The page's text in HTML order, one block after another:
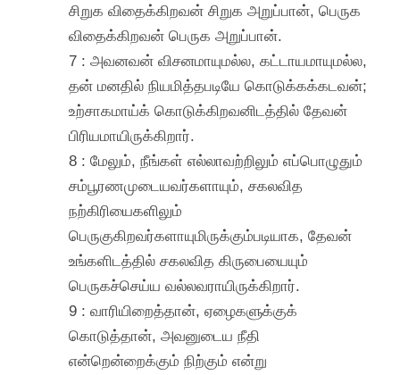
சிறுக விதைக்கிறவன் சிறுக அறுப்பான், பெருக
விதைக்கிறவன் பெருக அறுப்பான்.
7 : அவனவன் விசனமாயுமல்ல, கட்டாயமாயுமல்ல,
தன் மனதில் நியமித்தபடியே கொடுக்கக்கடவன்;
உற்சாகமாய்க் கொடுக்கிறவனிடத்தில் தேவன்
பிரியமாயிருக்கிறார்.
8 : மேலும், நீங்கள் எல்லாவற்றிலும் எப்பொழுதும்
சம்பூரணமுடையவர்களாயும், சகலவித
நற்கிரியைகளிலும்
பெருகுகிறவர்களாயுமிருக்கும்படியாக, தேவன்
உங்களிடத்தில் சகலவித கிருபையையும்
பெருகச்செய்ய வல்லவராயிருக்கிறார்.
9 : வாரியிறைத்தான், ஏழைகளுக்குக்
கொடுத்தான், அவனுடைய நீதி
என்றென்றைக்கும் நிற்கும் என்று